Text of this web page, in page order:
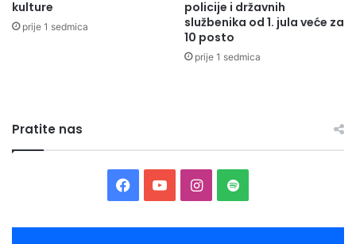
kulture
prije 1 sedmica
policije i državnih
službenika od 1. jula veće za
10 posto
prije 1 sedmica
Pratite nas
Facebook
YouTubeInstagram
Spotify